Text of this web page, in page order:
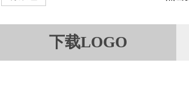
下载LOGO